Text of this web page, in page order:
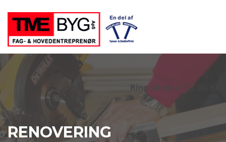
Ring til os: 47 77 00 92
RENOVERING